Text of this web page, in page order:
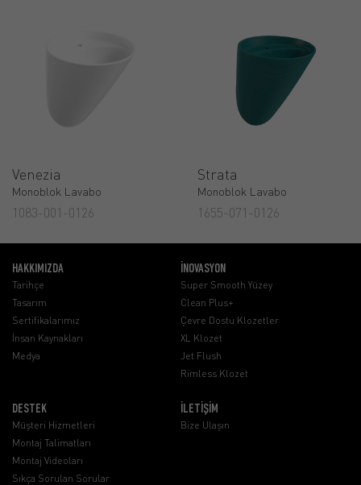
Venezia
Monoblok Lavabo
1083-001-0126
Strata
Monoblok Lavabo
1655-071-0126
HAKKIMIZDA
Tarihçe
Tasarım
Sertifikalarımız
İnsan Kaynakları
Medya
İNOVASYON
Super Smooth Yüzey
Clean Plus+
Çevre Dostu Klozetler
XL Klozet
Jet Flush
Rimless Klozet
DESTEK
Müşteri Hizmetleri
Montaj Talimatları
Montaj Videoları
Sıkça Sorulan Sorular
İLETİŞİM
Bize Ulaşın